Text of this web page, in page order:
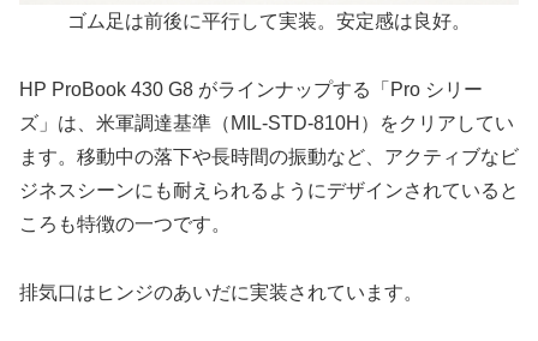
ゴム足は前後に平行して実装。安定感は良好。
HP ProBook 430 G8 がラインナップする「Pro シリー
ズ」は、米軍調達基準（MIL-STD-810H）をクリアしてい
ます。移動中の落下や長時間の振動など、アクティブなビ
ジネスシーンにも耐えられるようにデザインされていると
ころも特徴の一つです。
排気口はヒンジのあいだに実装されています。